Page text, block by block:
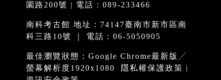
園路200號 | 電話：089-233466
南科考古館 地址：74147臺南市新市區南
科三路10號 ｜ 電話：06-5050905
最佳瀏覽狀態：Google Chrome最新版╱
螢幕解析度1920x1080
隱私權保護政策 |